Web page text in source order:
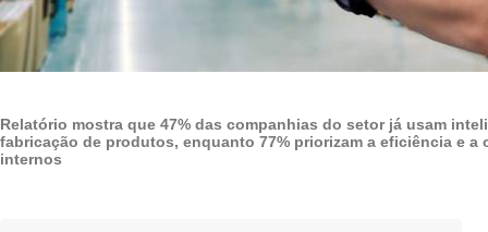
Relatório mostra que 47% das companhias do setor já usam
fabricação de produtos, enquanto 77% priorizam a eficiência e a
internos